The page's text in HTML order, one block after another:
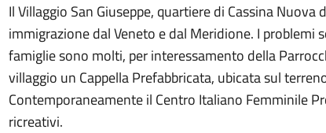
Il Villaggio San Giuseppe, quartiere di Cassina
immigrazione dal Veneto e dal Meridione. I problemi
famiglie sono molti, per interessamento della
villaggio un Cappella Prefabbricata, ubicata sul
Contemporaneamente il Centro Italiano Femminile
ricreativi.